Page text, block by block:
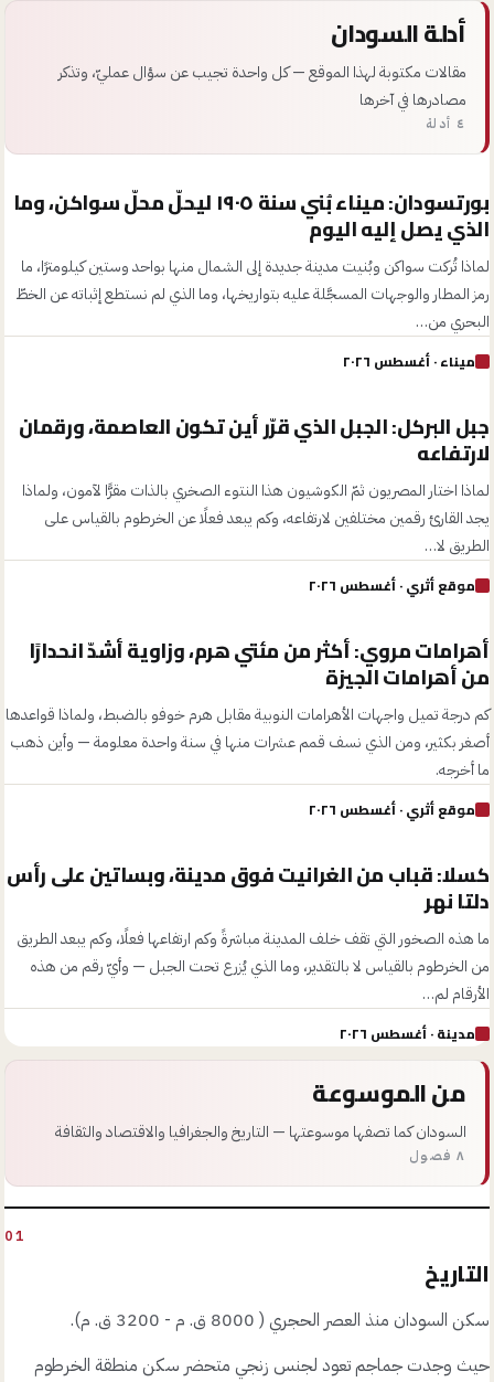
أدلة السودان
مقالات مكتوبة لهذا الموقع — كل واحدة تجيب عن سؤال عمليّ، وتذكر
مصادرها في آخرها
٤ أدلة
بورتسودان: ميناء بُني سنة ١٩٠٥ ليحلّ محلّ سواكن، وما
الذي يصل إليه اليوم
لماذا تُركت سواكن وبُنيت مدينة جديدة إلى الشمال منها بواحد وستين كيلومترًا، ما
رمز المطار والوجهات المسجَّلة عليه بتواريخها، وما الذي لم نستطع إثباته عن الخطّ
البحري من…
ميناء· أغسطس ٢٠٢٦
جبل البركل: الجبل الذي قرّر أين تكون العاصمة، ورقمان
لارتفاعه
لماذا اختار المصريون ثمّ الكوشيون هذا النتوء الصخري بالذات مقرًّا لآمون، ولماذا
يجد القارئ رقمين مختلفين لارتفاعه، وكم يبعد فعلًا عن الخرطوم بالقياس على
الطريق لا…
موقع أثري· أغسطس ٢٠٢٦
أهرامات مروي: أكثر من مئتي هرم، وزاوية أشدّ انحدارًا
من أهرامات الجيزة
كم درجة تميل واجهات الأهرامات النوبية مقابل هرم خوفو بالضبط، ولماذا قواعدها
أصغر بكثير، ومن الذي نسف قمم عشرات منها في سنة واحدة معلومة — وأين ذهب
ما أخرجه.
موقع أثري· أغسطس ٢٠٢٦
كسلا: قباب من الغرانيت فوق مدينة، وبساتين على رأس
دلتا نهر
ما هذه الصخور التي تقف خلف المدينة مباشرةً وكم ارتفاعها فعلًا، وكم يبعد الطريق
من الخرطوم بالقياس لا بالتقدير، وما الذي يُزرع تحت الجبل — وأيّ رقم من هذه
الأرقام لم…
مدينة· أغسطس ٢٠٢٦
من الموسوعة
السودان كما تصفها موسوعتها — التاريخ والجغرافيا والاقتصاد والثقافة
٨ فصول
01
التاريخ
سكن السودان منذ العصر الحجري ( 8000 ق. م - 3200 ق. م).
حيث وجدت جماجم تعود لجنس زنجي متحضر سكن منطقة الخرطوم